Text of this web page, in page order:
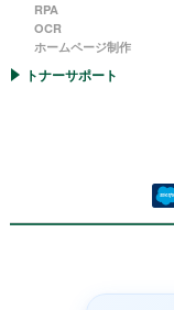
RPA
OCR
ホームページ制作
トナーサポート